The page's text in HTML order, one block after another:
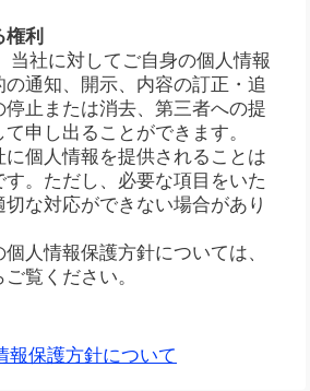
利
当社に対してご自身の個人情報
通知、開示、内容の訂正・追
停止または消去、第三者への提
申し出ることができます。
に個人情報を提供されることは
。ただし、必要な項目をいた
な対応ができない場合があり
人情報保護方針については、
覧ください。
報保護方針について